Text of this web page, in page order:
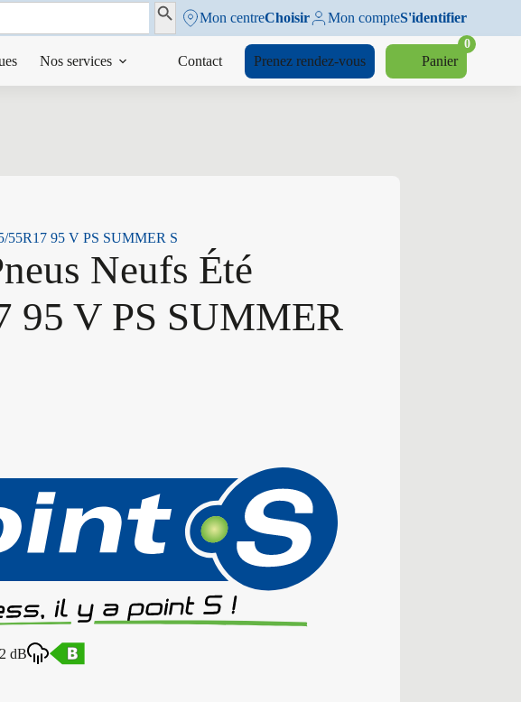
Search ButtonMon centreChoisir Mon compteS'identifier
Nos services Contact Prenez rendez-vous Panier
0
55R17 95 V PS SUMMER S
Neufs Été
95 V PS SUMMER
dB